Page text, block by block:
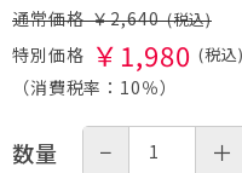
￥2,640
￥ 1,980
（消費税率： 10％）
数量 − ＋